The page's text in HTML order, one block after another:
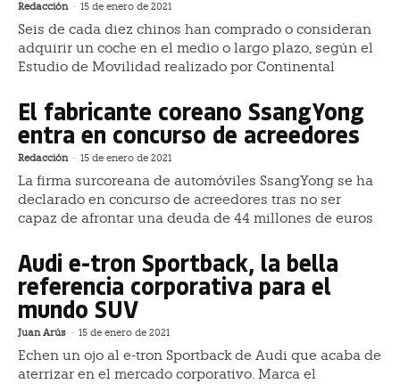
Redacción - 15 de enero de 2021
Seis de cada diez chinos han comprado o consideran
adquirir un coche en el medio o largo plazo, según el
Estudio de Movilidad realizado por Continental
El fabricante coreano SsangYong
entra en concurso de acreedores
Redacción - 15 de enero de 2021
La firma surcoreana de automóviles SsangYong se ha
declarado en concurso de acreedores tras no ser
capaz de afrontar una deuda de 44 millones de euros
Audi e-tron Sportback, la bella
referencia corporativa para el
mundo SUV
Juan Arús - 15 de enero de 2021
Echen un ojo al e-tron Sportback de Audi que acaba de
aterrizar en el mercado corporativo. Marca el